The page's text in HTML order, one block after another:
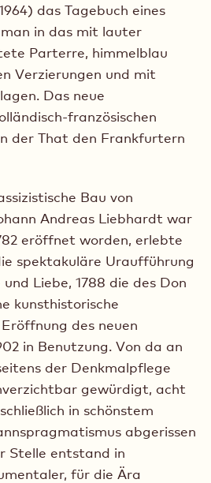
das Tagebuch eines
in das mit lauter
Parterre, himmelblau
Verzierungen und mit
Das neue
französischen
der That den Frankfurtern
Bau von
Andreas Liebhardt war
eröffnet worden, erlebte
spektakuläre Uraufführung
Liebe, 1788 die des Don
kunsthistorische
des neuen
in Benutzung. Von da an
der Denkmalpflege
gewürdigt, acht
in schönstem
abgerissen
Stelle entstand in
für die Ära